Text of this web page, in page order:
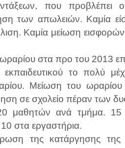
που προβλέπει
των απωλειών. Καμία
Καμία μείωση
στα προ του 2013
το πολύ
Μείωση του
σε σχολείο πέραν των
μαθητών ανά τμήμα. 15
στα εργαστήρια.
της κατάργησης της